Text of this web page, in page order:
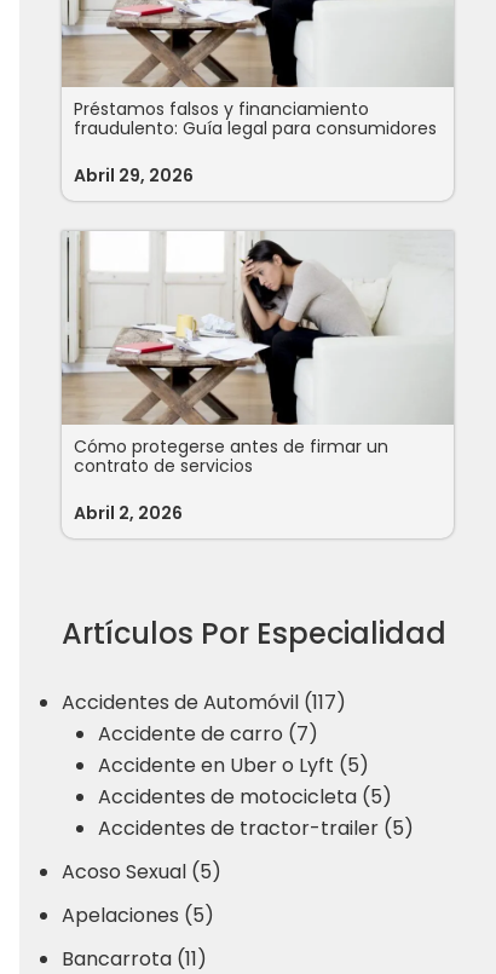
Préstamos falsos y financiamiento
fraudulento: Guía legal para consumidores
Abril 29, 2026
Cómo protegerse antes de firmar un
contrato de servicios
Abril 2, 2026
Artículos Por Especialidad
Accidentes de Automóvil (117)
Accidente de carro (7)
Accidente en Uber o Lyft (5)
Accidentes de motocicleta (5)
Accidentes de tractor-trailer (5)
Acoso Sexual (5)
Apelaciones (5)
Bancarrota (11)